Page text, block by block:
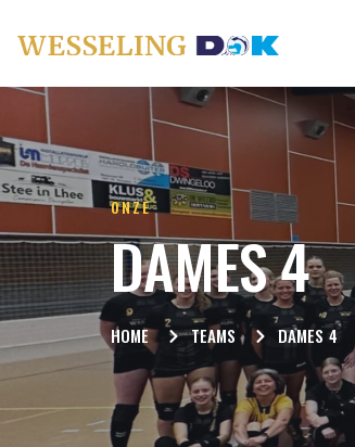
ONZE
DAMES 4
HOME TEAMS DAMES 4